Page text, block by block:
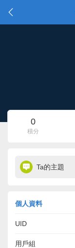
0
積分
Ta的主題
個人資料
UID
用戶組